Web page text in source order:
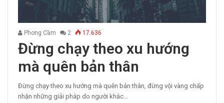
Phong Cầm 2 17.636
Đừng chạy theo xu hướng
mà quên bản thân
Đừng chạy theo xu hướng mà quên bản thân, đừng vội vàng chấp
nhận những giải pháp do người khác…